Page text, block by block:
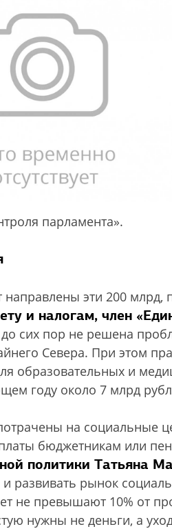
парламента».
направлены эти 200 млрд,
и налогам, член
сих пор не решена
Севера. При этом
образовательных и
году около 7 млрд
на социальные
бюджетникам или
политики Татьяна
развивать рынок
не превышают 10% от
нужны не деньги, а